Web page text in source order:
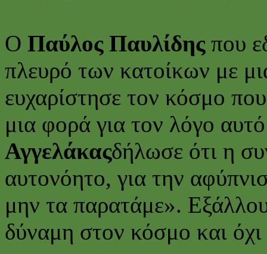
Ο Παύλος Παυλίδης που
πλευρό των κατοίκων με
ευχαρίστησε τον κόσμο
μια φορά για τον λόγο
Αγγελάκαςδήλωσε ότι η
αυτονόητο, για την
μην τα παρατάμε».
δύναμη στον κόσμο και